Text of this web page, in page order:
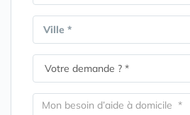
Ville *